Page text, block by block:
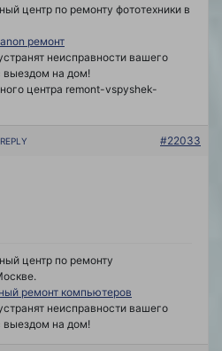
центр по ремонту фототехники в
ремонт
неисправности вашего
выездом на дом!
центра remont-vspyshek-
#22033
REPLY
центр по ремонту
ремонт компьютеров
неисправности вашего
выездом на дом!